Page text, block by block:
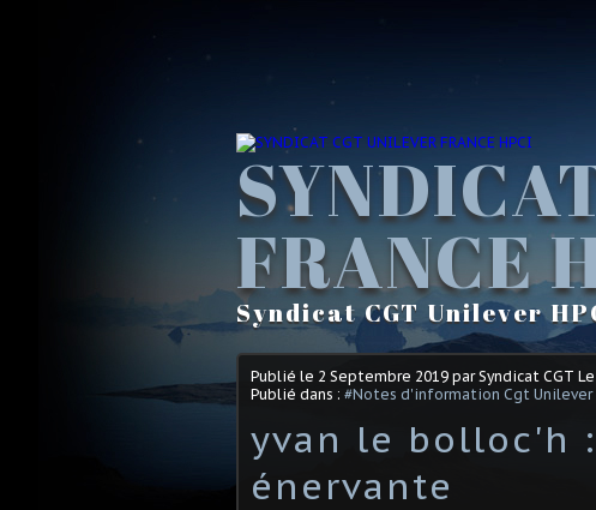
FRANCE
Syndicat CGT Unilever
Publié le 2 Septembre 2019 par Syndicat CGT
Publié dans : #Notes d'information Cgt Unilever
yvan le bolloc'h
énervante